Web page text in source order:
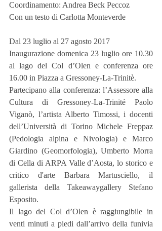
Coordinamento: Andrea Beck Peccoz
Con un testo di Carlotta Monteverde
Dal 23 luglio al 27 agosto 2017
Inaugurazione domenica 23 luglio ore 10.30
al lago del Col d’Olen e conferenza ore
16.00 in Piazza a Gressoney-La-Trinitè.
Partecipano alla conferenza: l’Assessore alla
Cultura di Gressoney-La-Trinité Paolo
Viganò, l’artista Alberto Timossi, i docenti
dell’Università di Torino Michele Freppaz
(Pedologia alpina e Nivologia) e Marco
Giardino (Geomorfologia), Umberto Morra
di Cella di ARPA Valle d’Aosta, lo storico e
critico d'arte Barbara Martusciello, il
gallerista della Takeawaygallery Stefano
Esposito.
Il lago del Col d’Olen è raggiungibile in
venti minuti a piedi dall’arrivo della funivia